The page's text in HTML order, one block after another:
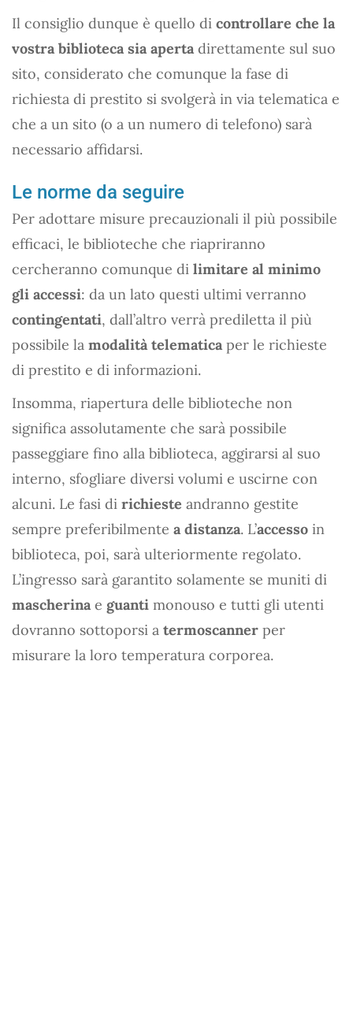
Il consiglio dunque è quello di controllare che la
vostra biblioteca sia aperta direttamente sul suo
sito, considerato che comunque la fase di
richiesta di prestito si svolgerà in via telematica e
che a un sito (o a un numero di telefono) sarà
necessario affidarsi.
Le norme da seguire
Per adottare misure precauzionali il più possibile
efficaci, le biblioteche che riapriranno
cercheranno comunque di limitare al minimo
gli accessi: da un lato questi ultimi verranno
contingentati, dall’altro verrà prediletta il più
possibile la modalità telematica per le richieste
di prestito e di informazioni.
Insomma, riapertura delle biblioteche non
significa assolutamente che sarà possibile
passeggiare fino alla biblioteca, aggirarsi al suo
interno, sfogliare diversi volumi e uscirne con
alcuni. Le fasi di richieste andranno gestite
sempre preferibilmente a distanza. L’accesso in
biblioteca, poi, sarà ulteriormente regolato.
L’ingresso sarà garantito solamente se muniti di
mascherina e guanti monouso e tutti gli utenti
dovranno sottoporsi a termoscanner per
misurare la loro temperatura corporea.